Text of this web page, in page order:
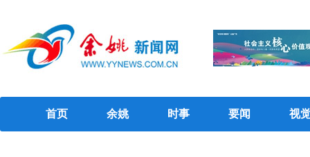
首页 余姚 时事 要闻 视